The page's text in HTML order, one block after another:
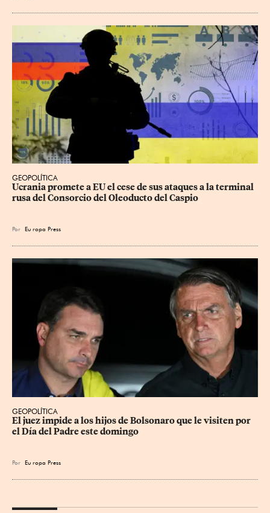
GEOPOLÍTICA
Ucrania promete a EU el cese de sus ataques a la terminal
rusa del Consorcio del Oleoducto del Caspio
Por Eu ropa Press
GEOPOLÍTICA
El juez impide a los hijos de Bolsonaro que le visiten por
el Día del Padre este domingo
Por Eu ropa Press